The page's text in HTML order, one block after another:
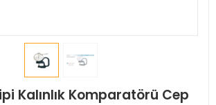
Kalınlık Komparatörü Cep